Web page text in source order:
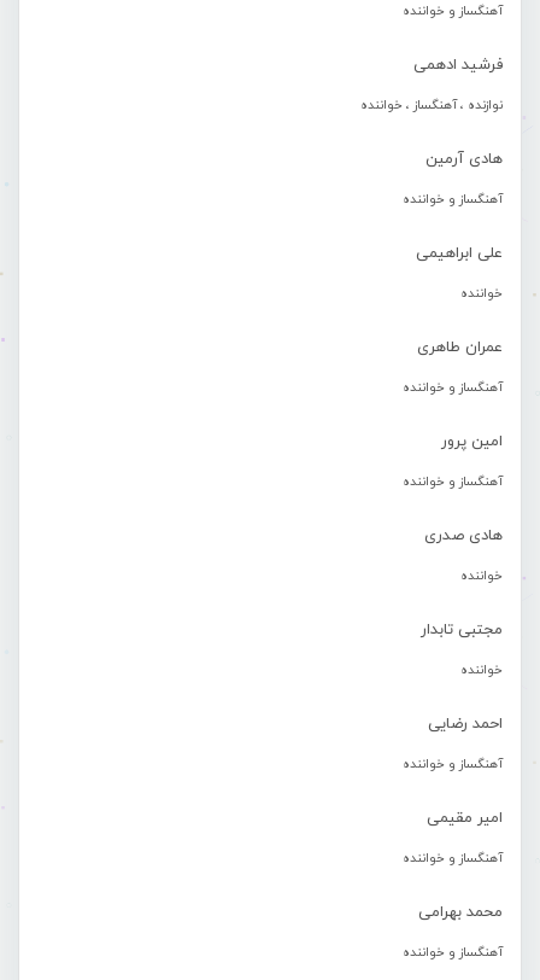
آهنگساز و خواننده
فرشید ادهمی
نوازنده ، آهنگساز ، خواننده
هادی آرمین
آهنگساز و خواننده
علی ابراهیمی
خواننده
عمران طاهری
آهنگساز و خواننده
امین پرور
آهنگساز و خواننده
هادی صدری
خواننده
مجتبی تابدار
خواننده
احمد رضایی
آهنگساز و خواننده
امیر مقیمی
آهنگساز و خواننده
محمد بهرامی
آهنگساز و خواننده